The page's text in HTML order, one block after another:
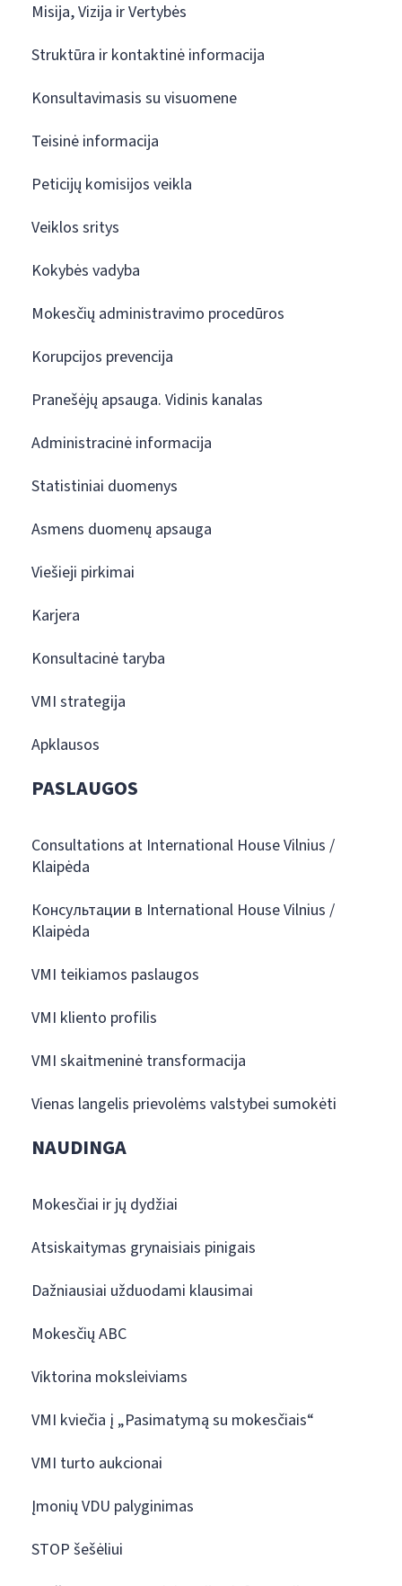
Misija, Vizija ir Vertybės
Struktūra ir kontaktinė informacija
Konsultavimasis su visuomene
Teisinė informacija
Peticijų komisijos veikla
Veiklos sritys
Kokybės vadyba
Mokesčių administravimo procedūros
Korupcijos prevencija
Pranešėjų apsauga. Vidinis kanalas
Administracinė informacija
Statistiniai duomenys
Asmens duomenų apsauga
Viešieji pirkimai
Karjera
Konsultacinė taryba
VMI strategija
Apklausos
PASLAUGOS
Consultations at International House Vilnius /
Klaipėda
Консультации в International House Vilnius /
Klaipėda
VMI teikiamos paslaugos
VMI kliento profilis
VMI skaitmeninė transformacija
Vienas langelis prievolėms valstybei sumokėti
NAUDINGA
Mokesčiai ir jų dydžiai
Atsiskaitymas grynaisiais pinigais
Dažniausiai užduodami klausimai
Mokesčių ABC
Viktorina moksleiviams
VMI kviečia į „Pasimatymą su mokesčiais“
VMI turto aukcionai
Įmonių VDU palyginimas
STOP šešėliui